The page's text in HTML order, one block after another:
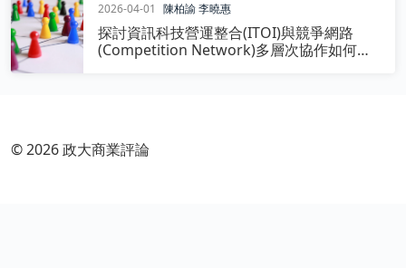
2026-04-01 陳柏諭李曉惠
探討資訊科技營運整合(ITOI)與競爭網路
(Competition Network)多層次協作如何促
© 2026 政大商業評論